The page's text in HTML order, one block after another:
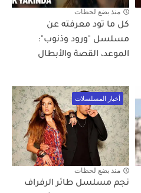
منذ بضع لحظات
كل ما تود معرفته عن
مسلسل "ورود وذنوب":
الموعد، القصة والأبطال
أخبار المسلسلات
منذ بضع لحظات
نجم مسلسل طائر الرفراف